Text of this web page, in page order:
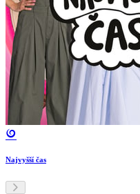
Najvyšší čas